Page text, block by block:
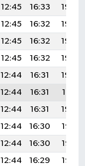
12:45 16:33
19:46
12:45 16:32
19:45
12:45 16:32
19:44
12:45 16:32
19:43
12:44 16:31
19:42
12:44 16:31
19:41
12:44 16:31
19:40
12:44 16:30
19:38
12:44 16:30
19:37
12:44 16:29
19:36